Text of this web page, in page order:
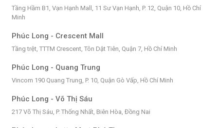
Tầng Hầm B1, Vạn Hạnh Mall, 11 Sư Vạn Hạnh, P. 12, Quận 10, Hồ Chí
Minh
Phúc Long - Crescent Mall
Tầng trệt, TTTM Crescent, Tôn Dật Tiên, Quận 7, Hồ Chí Minh
Phúc Long - Quang Trung
Vincom 190 Quang Trung, P. 10, Quận Gò Vấp, Hồ Chí Minh
Phúc Long - Võ Thị Sáu
217 Võ Thị Sáu, P. Thống Nhất, Biên Hòa, Đồng Nai